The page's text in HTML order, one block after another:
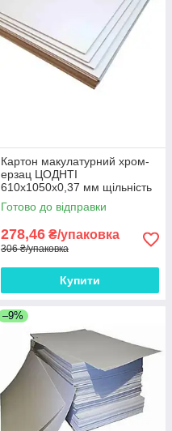
Картон макулатурний хром-
ерзац ЦОДНТІ
610x1050x0,37 мм щільність
270 г/м2 10 аркушів
Готово до відправки
278,46 ₴/упаковка
306 ₴/упаковка
Купити
–9%